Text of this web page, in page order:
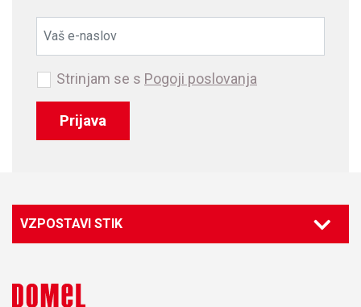
Prijava
Strinjam se s Pogoji poslovanja
VZPOSTAVI STIK